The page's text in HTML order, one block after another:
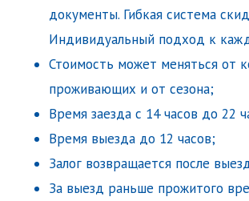
документы. Гибкая система
Индивидуальный подход к
Стоимость может меняться от
проживающих и от сезона;
Время заезда с 14 часов до 22
Время выезда до 12 часов;
Залог возвращается после
За выезд раньше прожитого